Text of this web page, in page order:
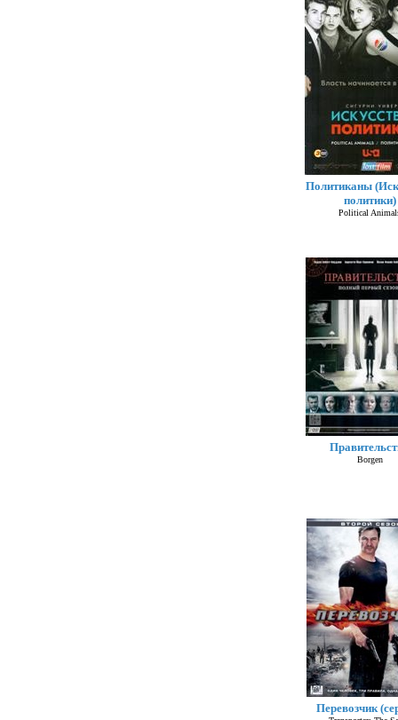
Политиканы
политики)
Political
Borgen
Перевозчик